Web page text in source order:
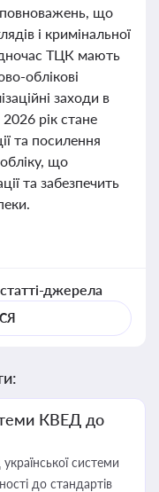
що
і кримінальної
ТЦК мають
облікові
заходи в
рік стане
та посилення
що
та забезпечить
джерела
КВЕД до
системи
до стандартів